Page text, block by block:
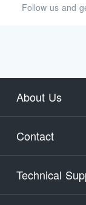
Follow us and
About Us
Contact
Technical